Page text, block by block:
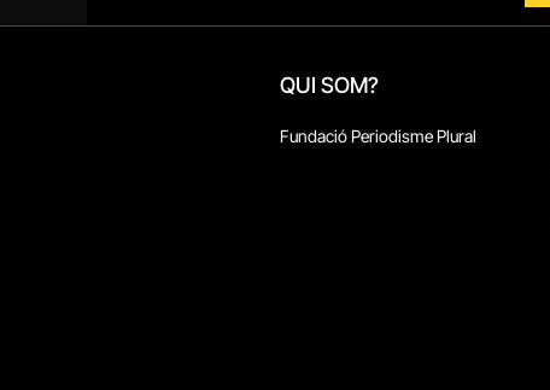
QUI SOM?
Fundació Periodisme Plural